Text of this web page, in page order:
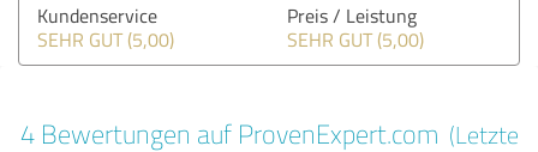
Kundenservice
SEHR GUT (5,00)
Preis / Leistung
SEHR GUT (5,00)
4 Bewertungen auf ProvenExpert.com (Letzte